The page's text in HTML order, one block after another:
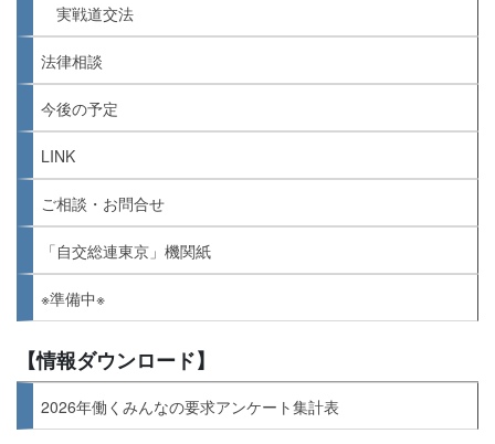
実戦道交法
法律相談
今後の予定
LINK
ご相談・お問合せ
「自交総連東京」機関紙
※準備中※
【情報ダウンロード】
2026年働くみんなの要求アンケート集計表